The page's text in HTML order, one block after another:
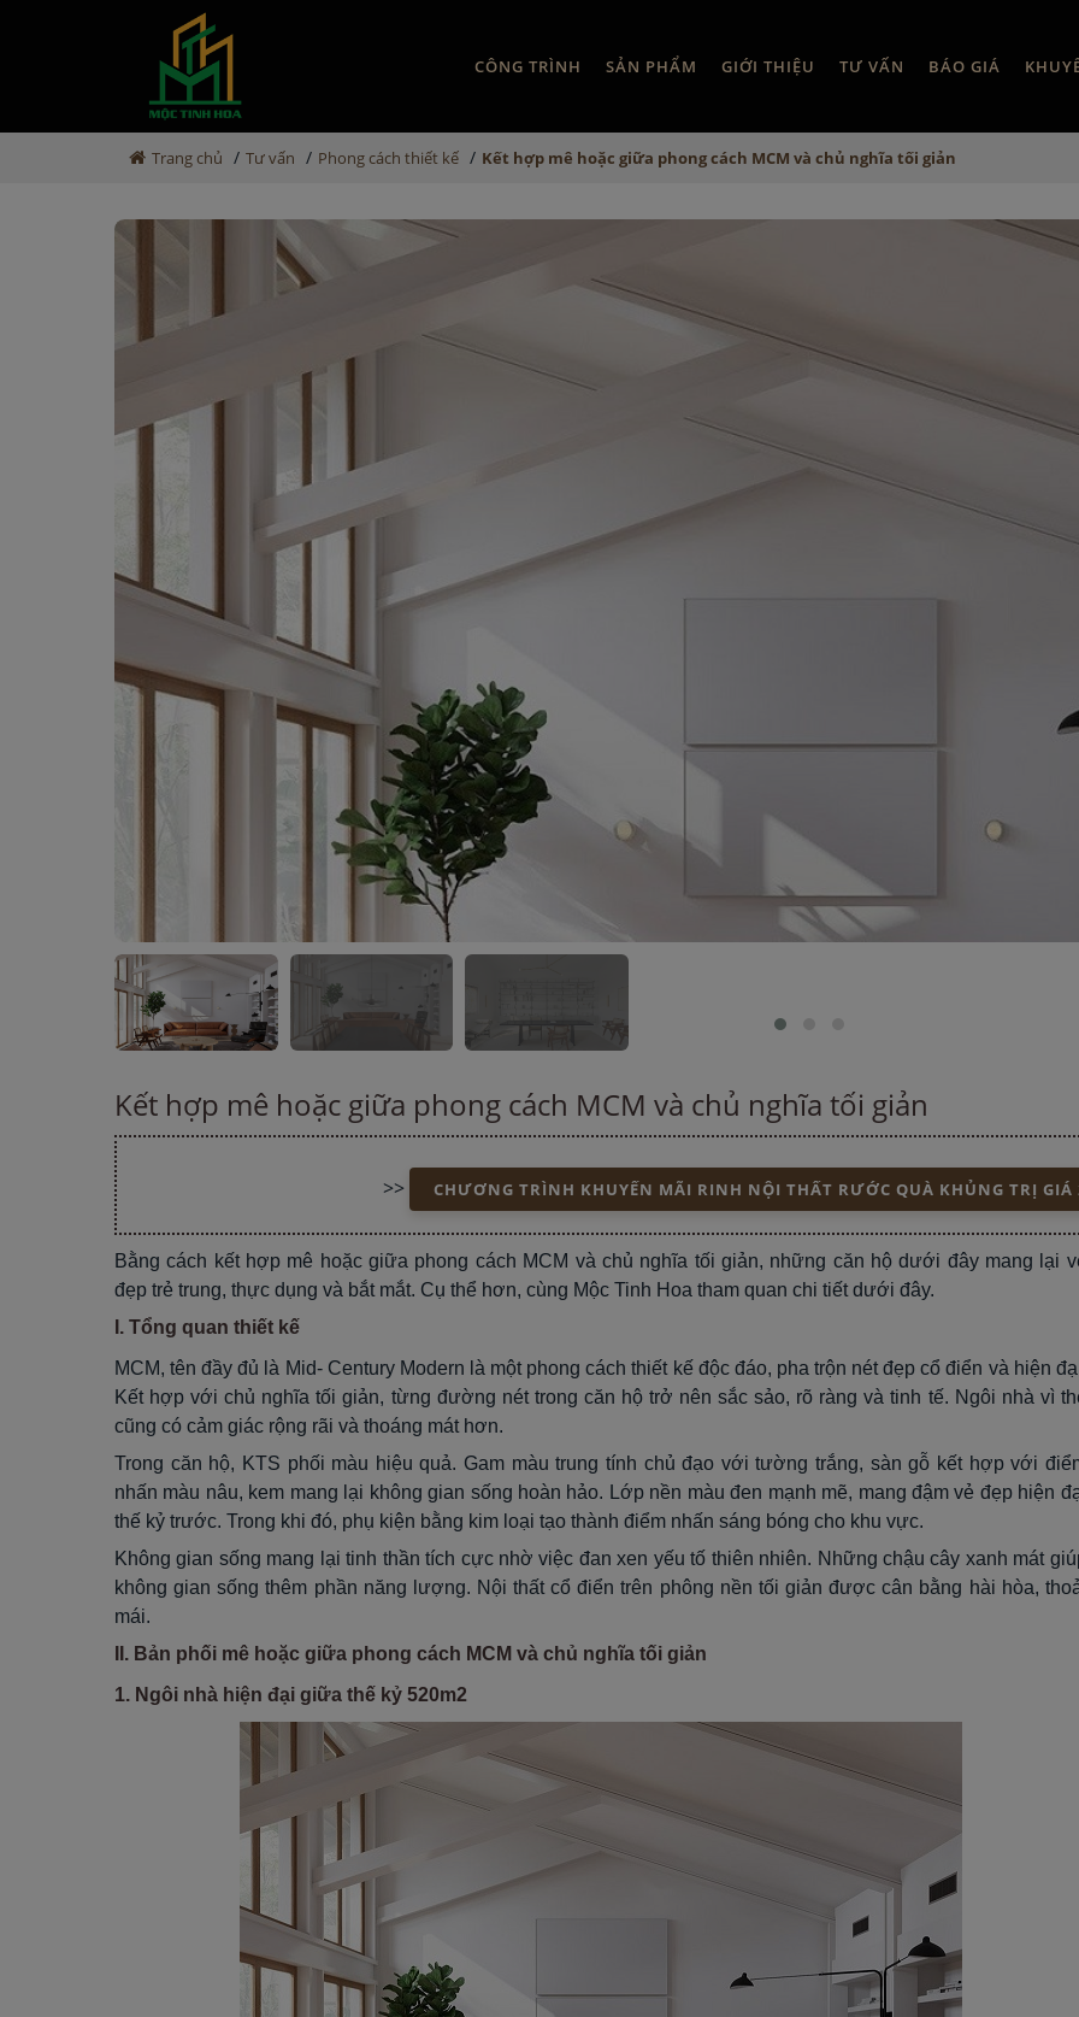
CÔNG TRÌNH SẢN PHẨM GIỚI THIỆU TƯ VẤN BÁO GIÁ
Trang chủ / Tư vấn / Phong cách thiết kế / Kết hợp mê hoặc giữa phong cách MCM và chủ nghĩa tối giản
Kết hợp mê hoặc giữa phong cách MCM và chủ nghĩa tối giản
>> CHƯƠNG TRÌNH KHUYẾN MÃI RINH NỘI THẤT RƯỚC QUÀ KHỦNG TRỊ GIÁ
Bằng cách kết hợp mê hoặc giữa phong cách MCM và chủ nghĩa tối giản, những căn hộ dưới đây mang lại
đẹp trẻ trung, thực dụng và bắt mắt. Cụ thể hơn, cùng Mộc Tinh Hoa tham quan chi tiết dưới đây.
I. Tổng quan thiết kế
MCM, tên đầy đủ là Mid- Century Modern là một phong cách thiết kế độc đáo, pha trộn nét đẹp cổ điển và hiện
Kết hợp với chủ nghĩa tối giản, từng đường nét trong căn hộ trở nên sắc sảo, rõ ràng và tinh tế. Ngôi nhà vì
cũng có cảm giác rộng rãi và thoáng mát hơn.
Trong căn hộ, KTS phối màu hiệu quả. Gam màu trung tính chủ đạo với tường trắng, sàn gỗ kết hợp với
nhấn màu nâu, kem mang lại không gian sống hoàn hảo. Lớp nền màu đen mạnh mẽ, mang đậm vẻ đẹp hiện
thế kỷ trước. Trong khi đó, phụ kiện bằng kim loại tạo thành điểm nhấn sáng bóng cho khu vực.
Không gian sống mang lại tinh thần tích cực nhờ việc đan xen yếu tố thiên nhiên. Những chậu cây xanh mát
không gian sống thêm phần năng lượng. Nội thất cổ điển trên phông nền tối giản được cân bằng hài hòa,
mái.
II. Bản phối mê hoặc giữa phong cách MCM và chủ nghĩa tối giản
1. Ngôi nhà hiện đại giữa thế kỷ 520m2